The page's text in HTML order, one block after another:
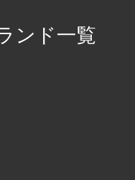
ンド一覧